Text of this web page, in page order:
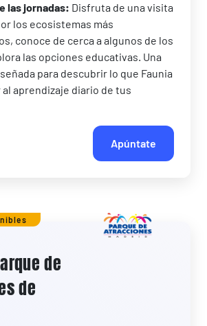
las jornadas: Disfruta de una visita
los ecosistemas más
conoce de cerca a algunos de los
las opciones educativas. Una
para descubrir lo que Faunia
aprendizaje diario de tus
Apúntate
de
de